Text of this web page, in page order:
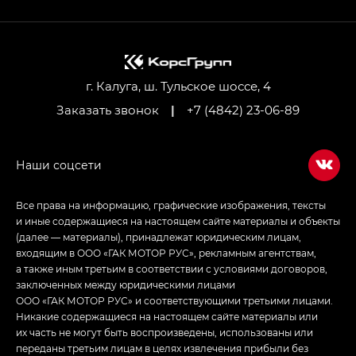
Джи Ти — GT, Джи Икс — GX,
Джи Икс ПРЕМИУМ — GX PREMIUM, ЛАУНЖ —
LOUNGE
Empow — Эмпау (Empow) в комплектации
г. Калуга, ш. Тульское шоссе, 4
Заказать звонок
| +7 (4842) 23-06-89
Все права на информацию, графические изображения, тексты
и иные содержащиеся на настоящем сайте материалы и объекты
(далее — материалы), принадлежат юридическим лицам,
входящим в ООО «ГАК МОТОР РУС», рекламным агентствам,
а также иным третьим в соответствии с условиями договоров,
заключенных между юридическими лицами
ООО «ГАК МОТОР РУС» и соответствующими третьими лицами.
Никакие содержащиеся на настоящем сайте материалы или
их часть не могут быть воспроизведены, использованы или
переданы третьим лицам в целях извлечения прибыли без